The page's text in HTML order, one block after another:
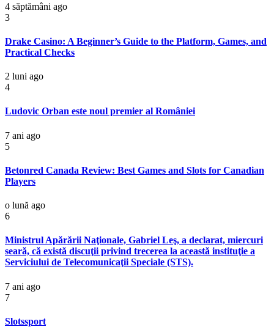
4 săptămâni ago
3
Drake Casino: A Beginner’s Guide to the Platform, Games, and
Practical Checks
2 luni ago
4
Ludovic Orban este noul premier al României
7 ani ago
5
Betonred Canada Review: Best Games and Slots for Canadian
Players
o lună ago
6
Ministrul Apărării Naţionale, Gabriel Leş, a declarat, miercuri
seară, că există discuţii privind trecerea la această instituţie a
Serviciului de Telecomunicaţii Speciale (STS).
7 ani ago
7
Slotssport